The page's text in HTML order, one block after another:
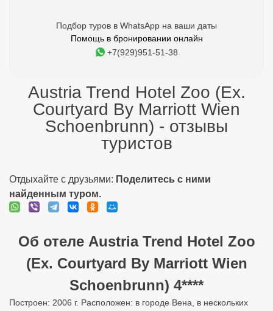
Подбор туров в WhatsApp на ваши даты
Помощь в бронировании онлайн
+7(929)951-51-38
Austria Trend Hotel Zoo (Ex.
Courtyard By Marriott Wien
Schoenbrunn) - отзывы
туристов
Отдыхайте с друзьями: Поделитесь с ними
найденным туром.
Об отеле Austria Trend Hotel Zoo
(Ex. Courtyard By Marriott Wien
Schoenbrunn) 4****
Построен: 2006 г. Расположен: в городе Вена, в нескольких